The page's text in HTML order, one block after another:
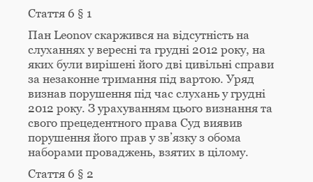
Стаття 6 § 1
Пан Leonov скаржився на відсутність на
слуханнях у вересні та грудні 2012 року, на
яких були вирішені його дві цивільні справи
за незаконне тримання під вартою. Уряд
визнав порушення під час слухань у грудні
2012 року. З урахуванням цього визнання та
свого прецедентного права Суд виявив
порушення його прав у зв’язку з обома
наборами проваджень, взятих в цілому.
Стаття 6 § 2